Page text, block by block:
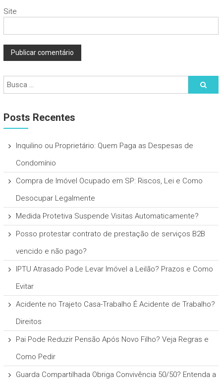
Site
Posts Recentes
Inquilino ou Proprietário: Quem Paga as Despesas de
Condomínio
Compra de Imóvel Ocupado em SP: Riscos, Lei e Como
Desocupar Legalmente
Medida Protetiva Suspende Visitas Automaticamente?
Posso protestar contrato de prestação de serviços B2B
vencido e não pago?
IPTU Atrasado Pode Levar Imóvel a Leilão? Prazos e Como
Evitar
Acidente no Trajeto Casa-Trabalho É Acidente de Trabalho?
Direitos
Pai Pode Reduzir Pensão Após Novo Filho? Veja Regras e
Como Pedir
Guarda Compartilhada Obriga Convivência 50/50? Entenda a